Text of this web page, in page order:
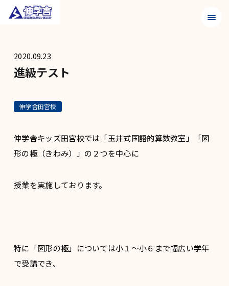
メニ
2020.09.23
進級テスト
伸学舎田宮校
伸学舎キッズ田宮校では「玉井式国語的算数教室」「図
形の極（きわみ）」の２つを中心に
授業を実施しております。
特に「図形の極」については小１～小６まで幅広い学年
で受講でき、